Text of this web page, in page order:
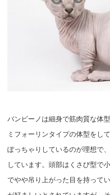
バンビーノは細身で筋肉質な体
ミフォーリンタイプの体型をし
ぽっちゃりしているのが理想で
しています。頭部はくさび型で
でやや吊り上がった目を持って